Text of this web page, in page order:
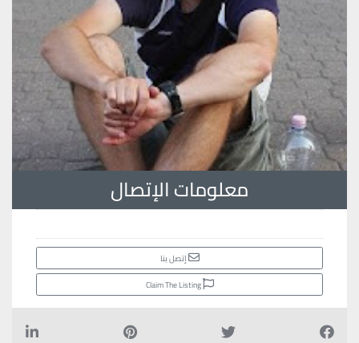
معلومات الإتصال
إتصل بنا
Claim The Listing